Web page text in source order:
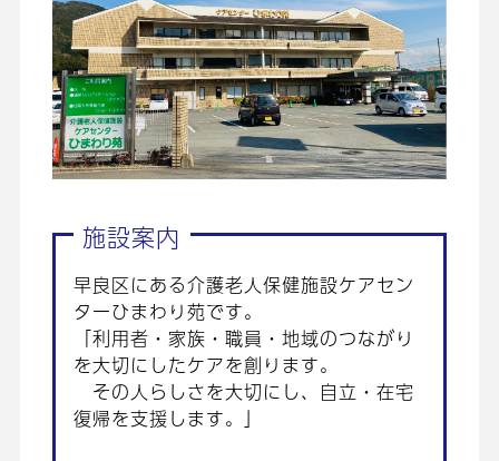
施設案内
早良区にある介護老人保健施設ケアセン
ターひまわり苑です。
「利用者・家族・職員・地域のつながり
を大切にしたケアを創ります。
その人らしさを大切にし、自立・在宅
復帰を支援します。」